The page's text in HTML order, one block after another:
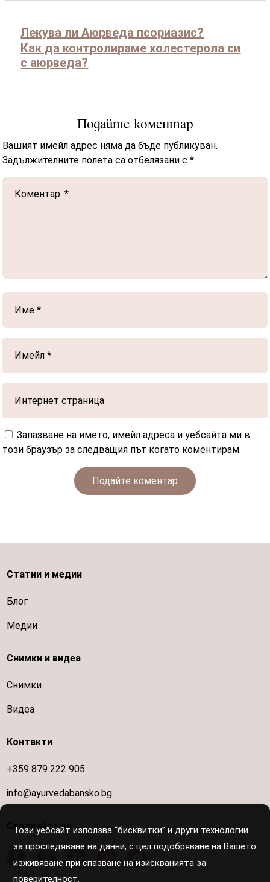
Този уебсайт използва “бисквитки” и други технологии
за проследяване на данни, с цел подобряване на Вашето
изживяване при спазване на изискванията за
поверителност.
Лекува ли Аюрведа псориазис?
Как да контролираме холестерола си
с аюрведа?
Подайте коментар
Вашият имейл адрес няма да бъде публикуван.
Задължителните полета са отбелязани с*
Запазване на името, имейл адреса и уебсайта ми в
този браузър за следващия път когато коментирам.
Подайте коментар
Статии и медии
Блог
Медии
Снимки и видеа
Снимки
Видеа
Контакти
+359 879 222 905
info@ayurvedabansko.bg
Следвайте ни